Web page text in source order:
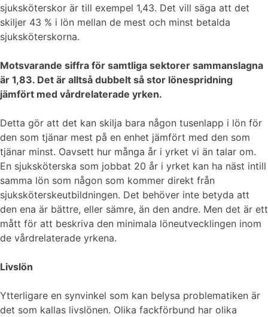
sjuksköterskor är till exempel 1,43. Det vill säga att det
skiljer 43 % i lön mellan de mest och minst betalda
sjuksköterskorna.
Motsvarande siffra för samtliga sektorer sammanslagna
är 1,83. Det är alltså dubbelt så stor lönespridning
jämfört med vårdrelaterade yrken.
Detta gör att det kan skilja bara någon tusenlapp i lön för
den som tjänar mest på en enhet jämfört med den som
tjänar minst. Oavsett hur många år i yrket vi än talar om.
En sjuksköterska som jobbat 20 år i yrket kan ha näst intill
samma lön som någon som kommer direkt från
sjuksköterskeutbildningen. Det behöver inte betyda att
den ena är bättre, eller sämre, än den andre. Men det är ett
mått för att beskriva den minimala löneutvecklingen inom
de vårdrelaterade yrkena.
Livslön
Ytterligare en synvinkel som kan belysa problematiken är
det som kallas livslönen. Olika fackförbund har olika